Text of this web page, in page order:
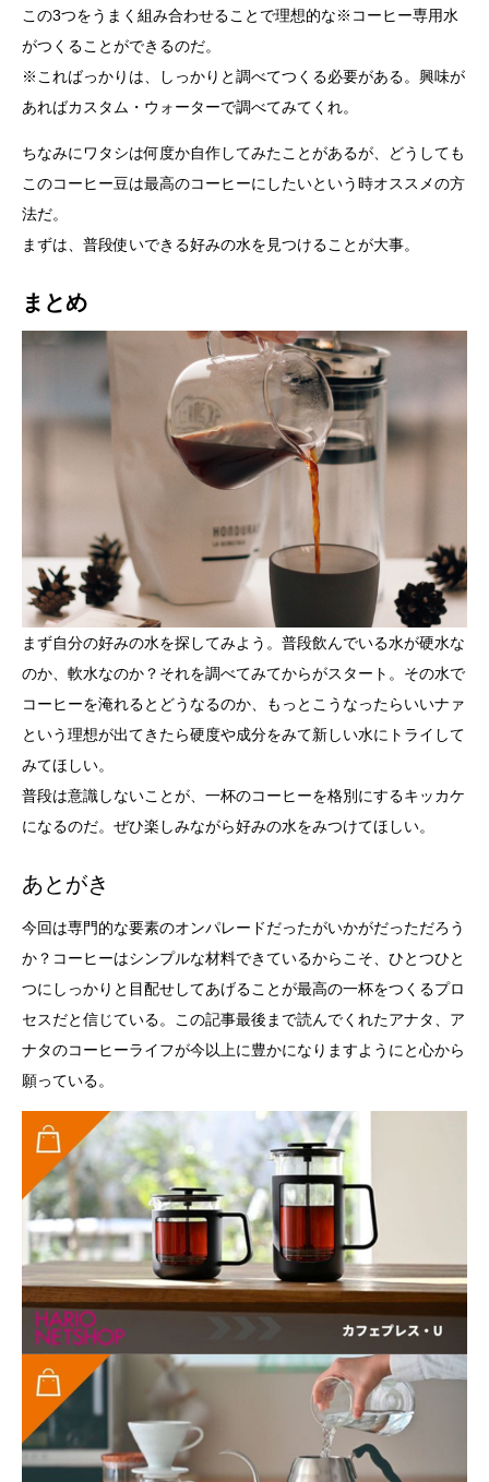
この3つをうまく組み合わせることで理想的な※コーヒー専用水
がつくることができるのだ。
※こればっかりは、しっかりと調べてつくる必要がある。興味が
あればカスタム・ウォーターで調べてみてくれ。
ちなみにワタシは何度か自作してみたことがあるが、どうしても
このコーヒー豆は最高のコーヒーにしたいという時オススメの方
法だ。
まずは、普段使いできる好みの水を見つけることが大事。
まとめ
まず自分の好みの水を探してみよう。普段飲んでいる水が硬水な
のか、軟水なのか？それを調べてみてからがスタート。その水で
コーヒーを淹れるとどうなるのか、もっとこうなったらいいナァ
という理想が出てきたら硬度や成分をみて新しい水にトライして
みてほしい。
普段は意識しないことが、一杯のコーヒーを格別にするキッカケ
になるのだ。ぜひ楽しみながら好みの水をみつけてほしい。
あとがき
今回は専門的な要素のオンパレードだったがいかがだっただろう
か？コーヒーはシンプルな材料できているからこそ、ひとつひと
つにしっかりと目配せしてあげることが最高の一杯をつくるプロ
セスだと信じている。この記事最後まで読んでくれたアナタ、ア
ナタのコーヒーライフが今以上に豊かになりますようにと心から
願っている。